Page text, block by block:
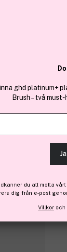
ghd platinum+
Brush – två
du att motta
dig från e-post
Villkor och